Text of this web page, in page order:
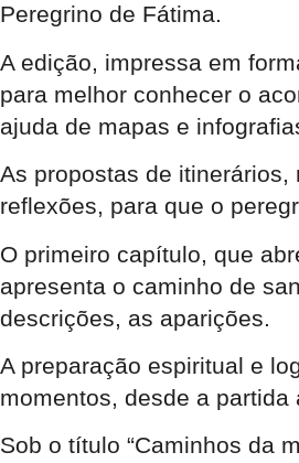
Peregrino de Fátima.
A edição, impressa em
para melhor conhecer o
ajuda de mapas e
As propostas de
reflexões, para que o
O primeiro capítulo, que
apresenta o caminho de
descrições, as aparições.
A preparação espiritual e
momentos, desde a partida
Sob o título “Caminhos da